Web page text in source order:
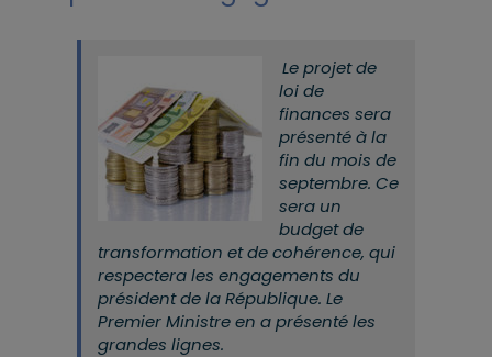
Le projet de
loi de
finances sera
présenté à la
fin du mois de
septembre. Ce
sera un
budget de
transformation et de cohérence, qui
respectera les engagements du
président de la République. Le
Premier Ministre en a présenté les
grandes lignes.